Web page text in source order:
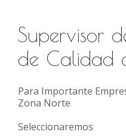
Supervisor
de Calidad
Para Importante
Zona Norte
Seleccionaremos